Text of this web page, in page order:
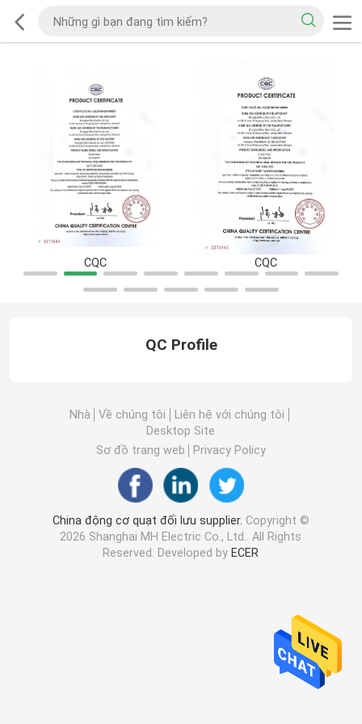
CQC CQC
QC Profile
Nhà Về chúng tôi
Liên hệ với chúng tôi
Desktop Site
Sơ đồ trang web
Privacy Policy
China động cơ quạt đối lưu supplier. Copyright ©
2026 Shanghai MH Electric Co., Ltd.. All Rights
Reserved. Developed by ECER